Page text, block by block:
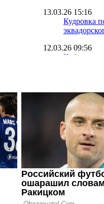
13.03.26 15:16
Кудровка
12.03.26 09:56
Чоботенко
Зимнее
закрыто,
дорогая
11.03.26 11:25
Источник:
аренду